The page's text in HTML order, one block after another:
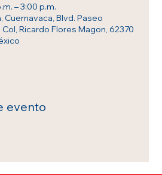
– 3:00 p.m.
Cuernavaca, Blvd. Paseo
Col, Ricardo Flores Magon, 62370
evento